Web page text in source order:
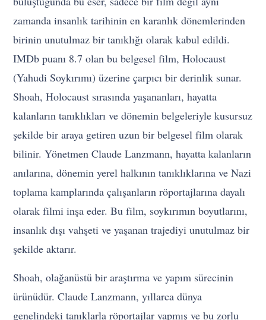
zamanda insanlık tarihinin en karanlık dönemlerinden
birinin unutulmaz bir tanıklığı olarak kabul edildi.
IMDb puanı 8.7 olan bu belgesel film, Holocaust
(Yahudi Soykırımı) üzerine çarpıcı bir derinlik sunar.
Shoah, Holocaust sırasında yaşananları, hayatta
kalanların tanıklıkları ve dönemin belgeleriyle kusursuz
şekilde bir araya getiren uzun bir belgesel film olarak
bilinir. Yönetmen Claude Lanzmann, hayatta kalanların
anılarına, dönemin yerel halkının tanıklıklarına ve Nazi
toplama kamplarında çalışanların röportajlarına dayalı
olarak filmi inşa eder. Bu film, soykırımın boyutlarını,
insanlık dışı vahşeti ve yaşanan trajediyi unutulmaz bir
şekilde aktarır.
Shoah, olağanüstü bir araştırma ve yapım sürecinin
ürünüdür. Claude Lanzmann, yıllarca dünya
genelindeki tanıklarla röportajlar yapmış ve bu zorlu